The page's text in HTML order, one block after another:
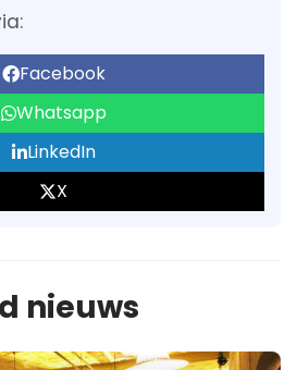
Facebook
Whatsapp
LinkedIn
X
nieuws